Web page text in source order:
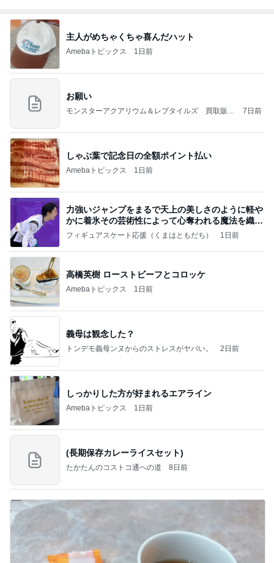
主人がめちゃくちゃ喜んだハット
Amebaトピックス 1日前
お願い
モンスターアクアリウム＆レプタイルズ 買取販売
7日前
しゃぶ葉で記念日の全額ポイント払い
Amebaトピックス 1日前
力強いジャンプをまるで天上の美しさのように軽や
かに着氷その芸術性によって心奪われる魔法を織り
なす
フィギュアスケート応援（くまはともだち） 1日前
高橋英樹 ローストビーフとコロッケ
Amebaトピックス 1日前
義母は観念した？
トンデモ義母ンヌからのストレスがヤバい。 2日前
しっかりした方が好まれるエアライン
Amebaトピックス 1日前
(長期保存カレーライスセット)
たかたんのコストコ通への道 8日前